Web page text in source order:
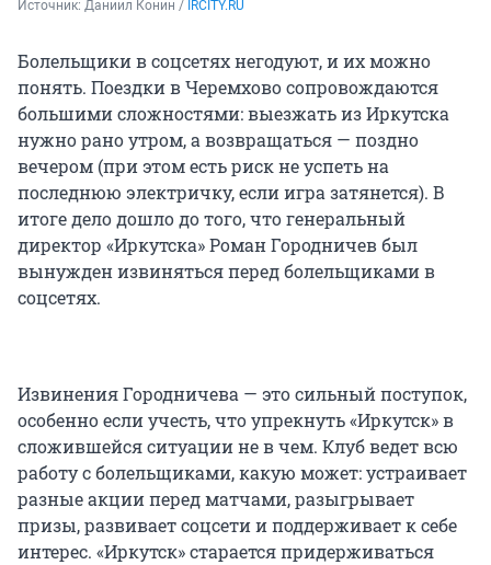
Источник: Даниил Конин / IRCITY.RU
Болельщики в соцсетях негодуют, и их можно
понять. Поездки в Черемхово сопровождаются
большими сложностями: выезжать из Иркутска
нужно рано утром, а возвращаться — поздно
вечером (при этом есть риск не успеть на
последнюю электричку, если игра затянется). В
итоге дело дошло до того, что генеральный
директор «Иркутска» Роман Городничев был
вынужден извиняться перед болельщиками в
соцсетях.
Извинения Городничева — это сильный поступок,
особенно если учесть, что упрекнуть «Иркутск» в
сложившейся ситуации не в чем. Клуб ведет всю
работу с болельщиками, какую может: устраивает
разные акции перед матчами, разыгрывает
призы, развивает соцсети и поддерживает к себе
интерес. «Иркутск» старается придерживаться